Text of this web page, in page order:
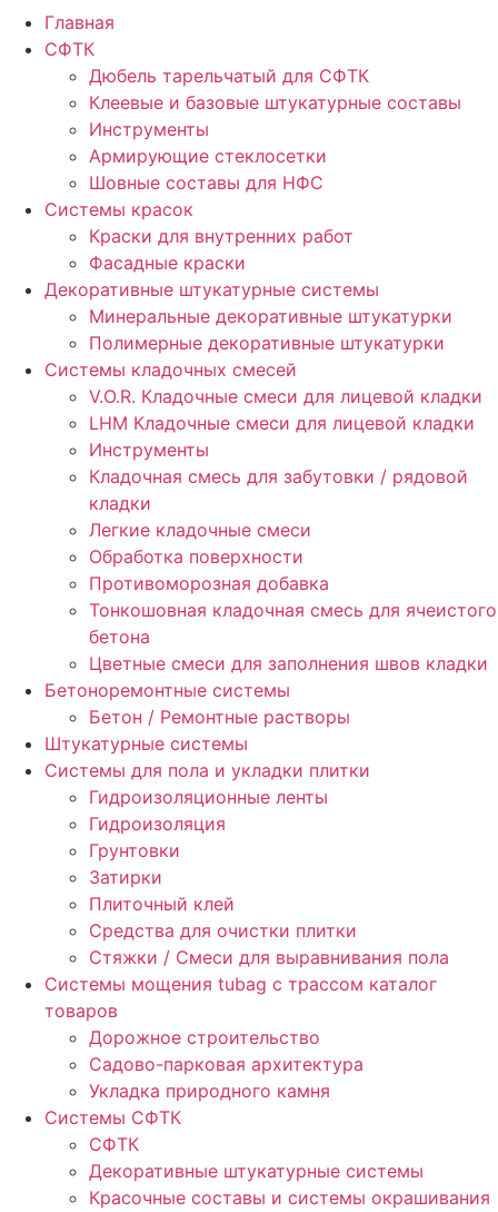
Главная
СФТК
Дюбель тарельчатый для СФТК
Клеевые и базовые штукатурные составы
Инструменты
Армирующие стеклосетки
Шовные составы для НФС
Cистемы красок
Краски для внутренних работ
Фасадные краски
Декоративные штукатурные системы
Минеральные декоративные штукатурки
Полимерные декоративные штукатурки
Системы кладочных смесей
V.O.R. Кладочные смеси для лицевой кладки
LHM Кладочные смеси для лицевой кладки
Инструменты
Кладочная смесь для забутовки / рядовой
кладки
Легкие кладочные смеси
Обработка поверхности
Противоморозная добавка
Тонкошовная кладочная смесь для ячеистого
бетона
Цветные смеси для заполнения швов кладки
Бетоноремонтные системы
Бетон / Ремонтные растворы
Штукатурные системы
Cистемы для пола и укладки плитки
Гидроизоляционные ленты
Гидроизоляция
Грунтовки
Затирки
Плиточный клей
Средства для очистки плитки
Стяжки / Смеси для выравнивания пола
Системы мощения tubag с трассом каталог
товаров
Дорожное строительство
Садово-парковая архитектура
Укладка природного камня
Системы СФТК
СФТК
Декоративные штукатурные системы
Красочные составы и системы окрашивания